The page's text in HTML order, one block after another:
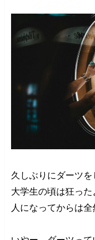
久しぶりにダーツを
大学生の頃は狂っ
人になってからは